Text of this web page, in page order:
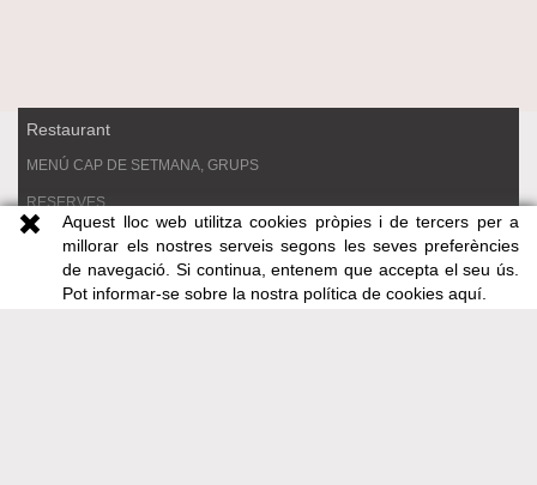
Restaurant
MENÚ CAP DE SETMANA, GRUPS
RESERVES
MENJAR PER EMPORTAR
VACANCES
Aquest lloc web utilitza cookies pròpies i de tercers per a
millorar els nostres serveis segons les seves preferències
de navegació. Si continua, entenem que accepta el seu ús.
Pot informar-se sobre la nostra política de cookiesaquí